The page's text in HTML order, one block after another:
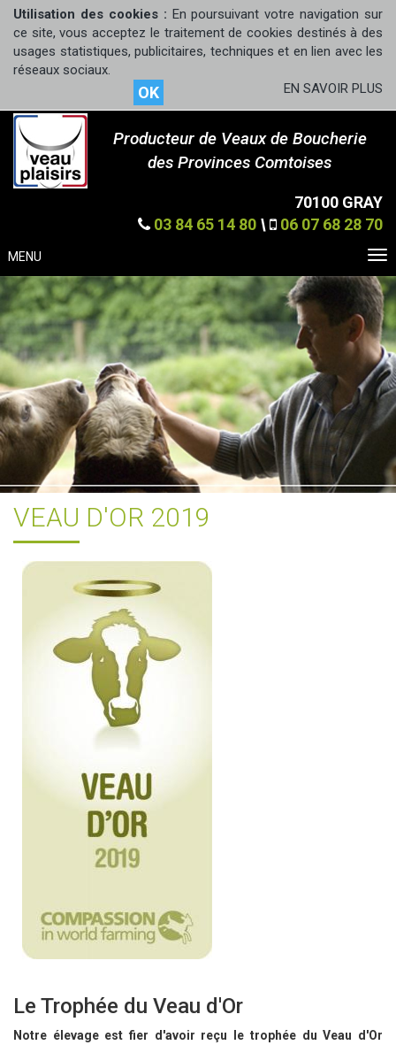
Utilisation des cookies : En poursuivant votre navigation sur
ce site, vous acceptez le traitement de cookies destinés à des
usages statistiques, publicitaires, techniques et en lien avec les
réseaux sociaux.
OK EN SAVOIR PLUS
Producteur de Veaux de Boucherie
des Provinces Comtoises
70100 GRAY
03 84 65 14 80 \ 06 07 68 28 70
MENU
VEAU D'OR 2019
Le Trophée du Veau d'Or
Notre élevage est fier d'avoir reçu le trophée du Veau d'Or